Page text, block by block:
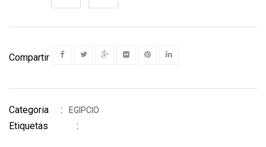
Compartir
Categoria : EGIPCIO
Etiquetas :